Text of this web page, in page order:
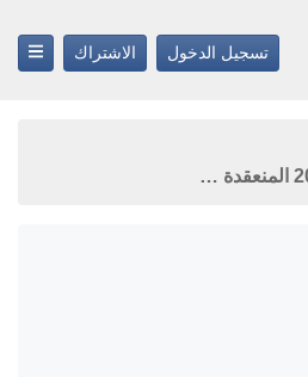
تسجيل الدخول الاشتراك